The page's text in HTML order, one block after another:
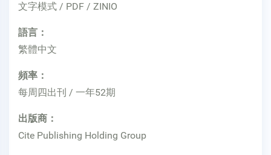
文字模式 / PDF / ZINIO
語言：
繁體中文
頻率：
每周四出刊 / 一年52期
出版商：
Cite Publishing Holding Group